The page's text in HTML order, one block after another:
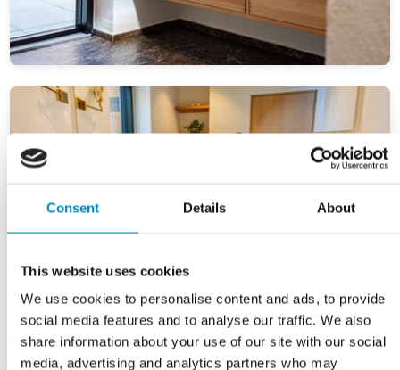
Consent Details About
This website uses cookies
We use cookies to personalise content and ads, to provide
social media features and to analyse our traffic. We also
share information about your use of our site with our social
media, advertising and analytics partners who may